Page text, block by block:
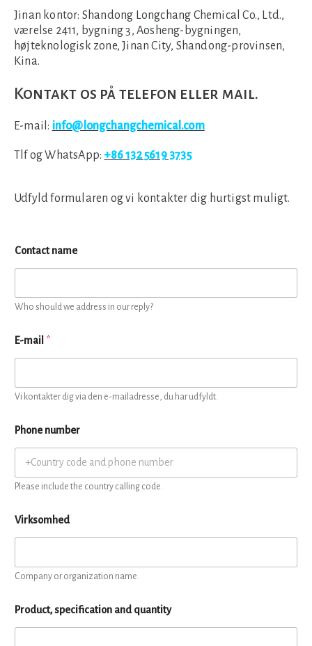
Jinan kontor: Shandong Longchang Chemical Co., Ltd.,
værelse 2411, bygning 3, Aosheng-bygningen,
højteknologisk zone, Jinan City, Shandong-provinsen,
Kina.
Kontakt os på telefon eller mail.
E-mail: info@longchangchemical.com
Tlf og WhatsApp:+86 132 5619 3735
Udfyld formularen og vi kontakter dig hurtigst muligt.
Contact name
Who should we address in our reply?
E-mail *
Vi kontakter dig via den e-mailadresse, du har udfyldt.
Phone number
Please include the country calling code.
Virksomhed
Company or organization name.
Product, specification and quantity